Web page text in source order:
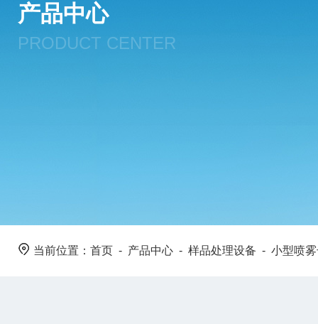
产品中心
PRODUCT CENTER
当前位置： 首页 - 产品中心 - 样品处理设备 - 小型喷